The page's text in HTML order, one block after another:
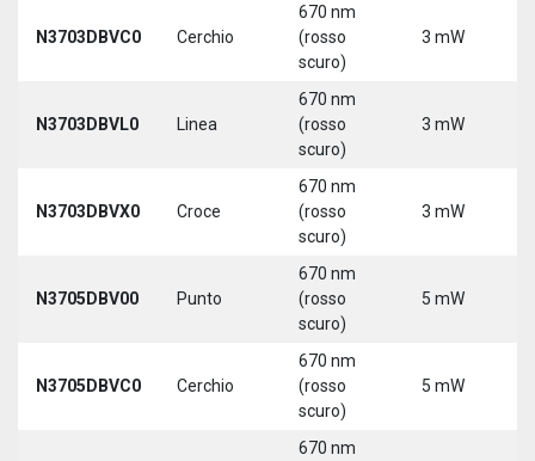
N3703DBVC0 Cerchio
670 nm
(rosso
scuro)
3 mW
N3703DBVL0 Linea
670 nm
(rosso
scuro)
3 mW
N3703DBVX0 Croce
670 nm
(rosso
scuro)
3 mW
N3705DBV00 Punto
670 nm
(rosso
scuro)
5 mW
N3705DBVC0 Cerchio
670 nm
(rosso
scuro)
5 mW
670 nm